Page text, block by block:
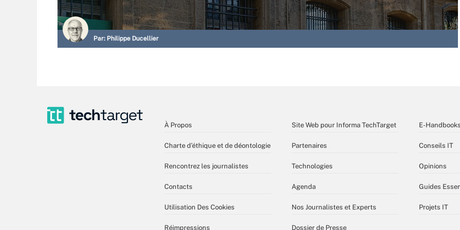
Par: Philippe Ducellier
À Propos
Charte d’éthique et de déontologie
Rencontrez les journalistes
Contacts
Utilisation Des Cookies
Réimpressions
Site Web pour Informa TechTarget
Partenaires
Technologies
Agenda
Nos Journalistes et Experts
Dossier de Presse
E-Handbooks
Conseils IT
Opinions
Guides
Projets IT